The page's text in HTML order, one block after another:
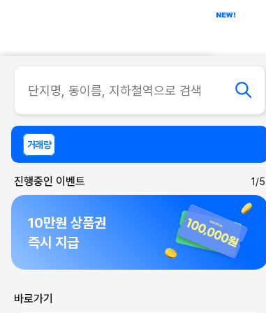
사무실
거래량
진행중인 이벤트 1/5
10만원 상품권
즉시 지급
바로가기